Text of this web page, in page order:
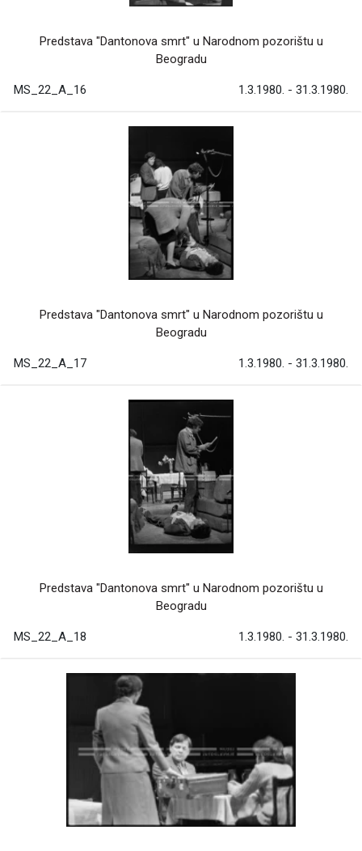
Predstava "Dantonova smrt" u Narodnom pozorištu u
Beogradu
MS_22_A_16 1.3.1980. - 31.3.1980.
Predstava "Dantonova smrt" u Narodnom pozorištu u
Beogradu
MS_22_A_17 1.3.1980. - 31.3.1980.
Predstava "Dantonova smrt" u Narodnom pozorištu u
Beogradu
MS_22_A_18 1.3.1980. - 31.3.1980.